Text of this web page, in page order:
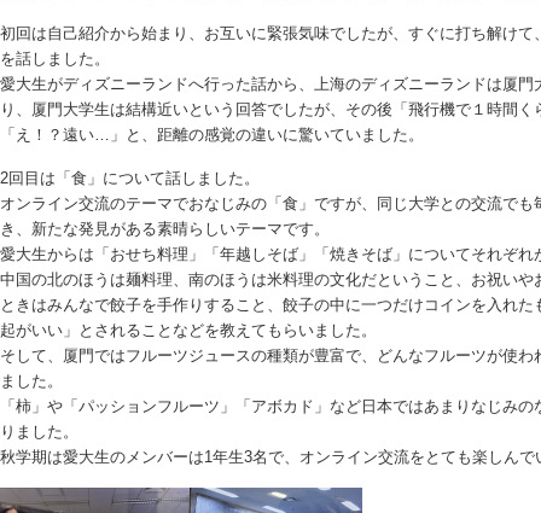
初回は自己紹介から始まり、お互いに緊張気味でしたが、すぐに打ち解け
を話しました。
愛大生がディズニーランドへ行った話から、上海のディズニーランドは厦
り、厦門大学生は結構近いという回答でしたが、その後「飛行機で１時間
「え！？遠い…」と、距離の感覚の違いに驚いていました。
2回目は「食」について話しました。
オンライン交流のテーマでおなじみの「食」ですが、同じ大学との交流で
き、新たな発見がある素晴らしいテーマです。
愛大生からは「おせち料理」「年越しそば」「焼きそば」についてそれぞ
中国の北のほうは麺料理、南のほうは米料理の文化だということ、お祝い
ときはみんなで餃子を手作りすること、餃子の中に一つだけコインを入れ
起がいい」とされることなどを教えてもらいました。
そして、厦門ではフルーツジュースの種類が豊富で、どんなフルーツが使
ました。
「柿」や「パッションフルーツ」「アボカド」など日本ではあまりなじみ
りました。
秋学期は愛大生のメンバーは1年生3名で、オンライン交流をとても楽しんで